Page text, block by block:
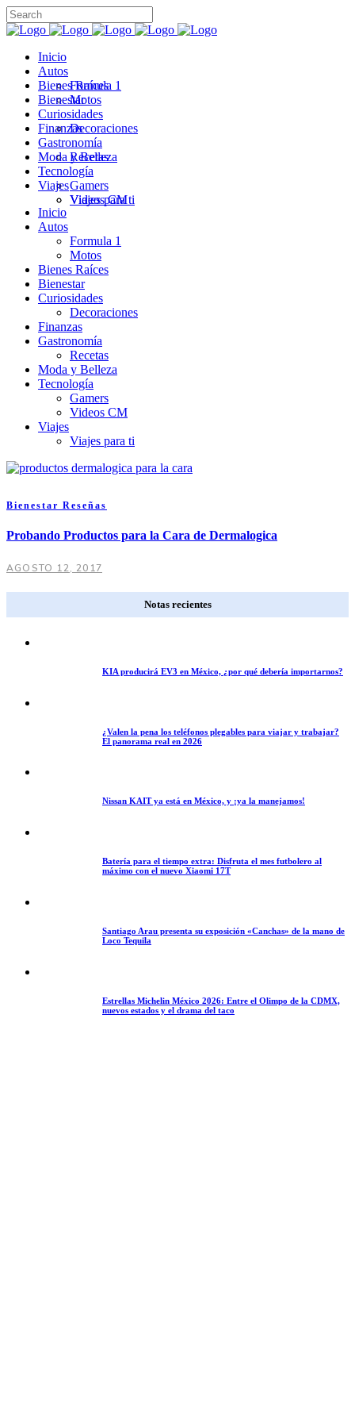
Inicio
Autos
Formula 1
Motos
Bienes Raíces
Bienestar
Curiosidades
Decoraciones
Finanzas
Gastronomía
Recetas
Moda y Belleza
Tecnología
Gamers
Videos CM
Viajes
Viajes para ti
Inicio
Autos
Formula 1
Motos
Bienes Raíces
Bienestar
Curiosidades
Decoraciones
Finanzas
Gastronomía
Recetas
Moda y Belleza
Tecnología
Gamers
Videos CM
Viajes
Viajes para ti
Bienestar Reseñas
Probando Productos para la Cara de Dermalogica
AGOSTO 12, 2017
Notas recientes
KIA producirá EV3 en México, ¿por qué debería importarnos?
¿Valen la pena los teléfonos plegables para viajar y trabajar?
El panorama real en 2026
Nissan KAIT ya está en México, y ¡ya la manejamos!
Batería para el tiempo extra: Disfruta el mes futbolero al
máximo con el nuevo Xiaomi 17T
Santiago Arau presenta su exposición «Canchas» de la mano de
Loco Tequila
Estrellas Michelin México 2026: Entre el Olimpo de la CDMX,
nuevos estados y el drama del taco